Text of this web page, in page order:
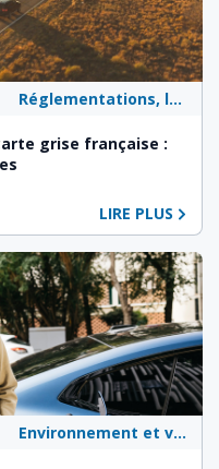
Réglementations, lois et politiques publiques
grise française :
LIRE PLUS
Environnement et véhicules écologiques